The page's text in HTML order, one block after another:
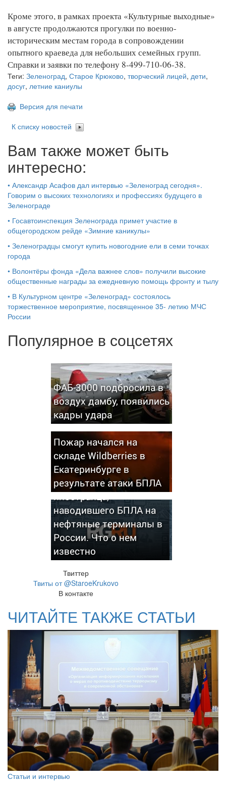
Кроме этого, в рамках проекта «Культурные выходные»
в августе продолжаются прогулки по военно-
историческим местам города в сопровождении
опытного краеведа для небольших семейных групп.
Справки и заявки по телефону 8-499-710-06-38.
Теги: Зеленоград, Старое Крюково, творческий лицей, дети,
досуг, летние каниулы
Версия для печати
К списку новостей
Вам также может быть
интересно:
• Александр Асафов дал интервью «Зеленоград сегодня».
Говорим о высоких технологиях и профессиях будущего в
Зеленограде
• Госавтоинспекция Зеленограда примет участие в
общегородском рейде «Зимние каникулы»
• Зеленоградцы смогут купить новогодние ели в семи точках
города
• Волонтёры фонда «Дела важнее слов» получили высокие
общественные награды за ежедневную помощь фронту и тылу
• В Культурном центре «Зеленоград» состоялось
торжественное мероприятие, посвященное 35- летию МЧС
России
Популярное в соцсетях
ФАБ-3000 подбросила в
воздух дамбу, появились
кадры удара
Пожар начался на
складе Wildberries в
Екатеринбурге в
результате атаки БПЛА
Названо имя
иностранца,
наводившего БПЛА на
нефтяные терминалы в
России. Что о нем
известно
Твиттер
Твиты от @StaroeKrukovo
В контакте
ЧИТАЙТЕ ТАКЖЕ СТАТЬИ
Статьи и интервью